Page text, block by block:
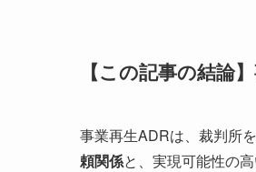
【この記事の結論
事業再生ADRは、裁判所
頼関係と、実現可能性の